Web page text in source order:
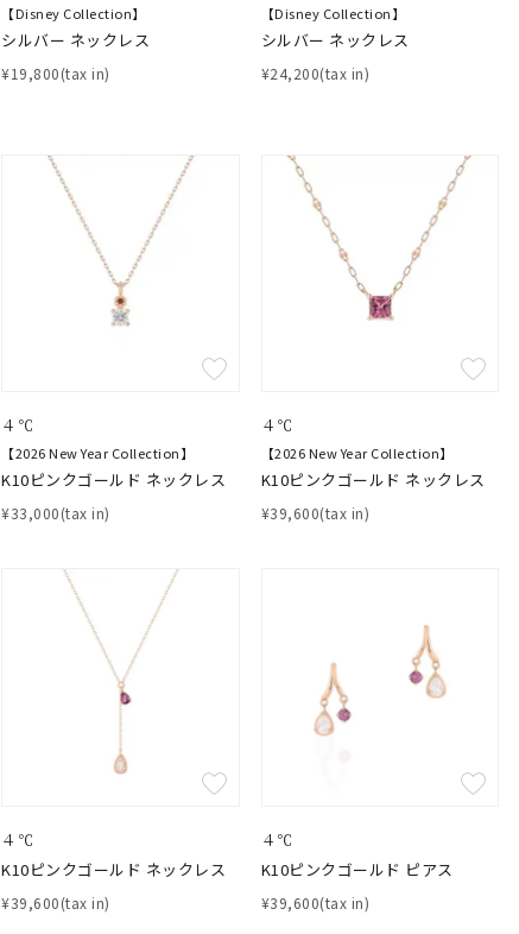
【Disney Collection】
シルバー ネックレス
¥19,800(tax in)
【Disney Collection】
シルバー ネックレス
¥24,200(tax in)
４℃
【2026 New Year Collection】
K10ピンクゴールド ネックレス
¥33,000(tax in)
４℃
【2026 New Year Collection】
K10ピンクゴールド ネックレス
¥39,600(tax in)
４℃
K10ピンクゴールド ネックレス
¥39,600(tax in)
４℃
K10ピンクゴールド ピアス
¥39,600(tax in)